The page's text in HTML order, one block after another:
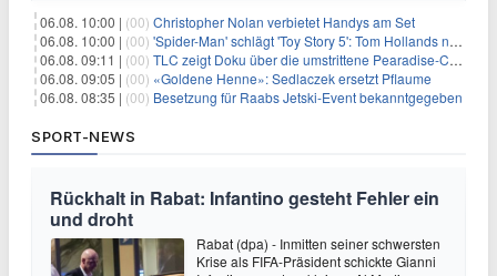
06.08. 10:00 | (00) Christopher Nolan verbietet Handys am Set
06.08. 10:00 | (00) 'Spider-Man' schlägt 'Toy Story 5': Tom Hollands neuer Film bricht alle Rekorde
06.08. 09:11 | (00) TLC zeigt Doku über die umstrittene Pearadise-Community
06.08. 09:05 | (00) «Goldene Henne»: Sedlaczek ersetzt Pflaume
06.08. 08:35 | (00) Besetzung für Raabs Jetski-Event bekanntgegeben
SPORT-NEWS
Rückhalt in Rabat: Infantino gesteht Fehler ein
und droht
Rabat (dpa) - Inmitten seiner schwersten
Krise als FIFA-Präsident schickte Gianni